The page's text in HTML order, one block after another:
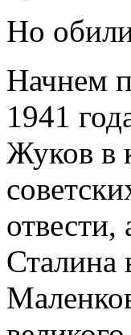
Но
Начнем
1941
Жуков в
отвести,
Сталина